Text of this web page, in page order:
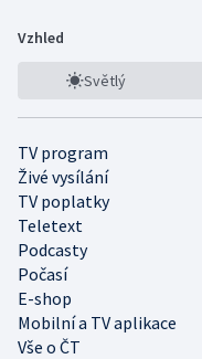
Vzhled
Světlý
TV program
Živé vysílání
TV poplatky
Teletext
Podcasty
Počasí
E-shop
Mobilní a TV aplikace
Vše o ČT